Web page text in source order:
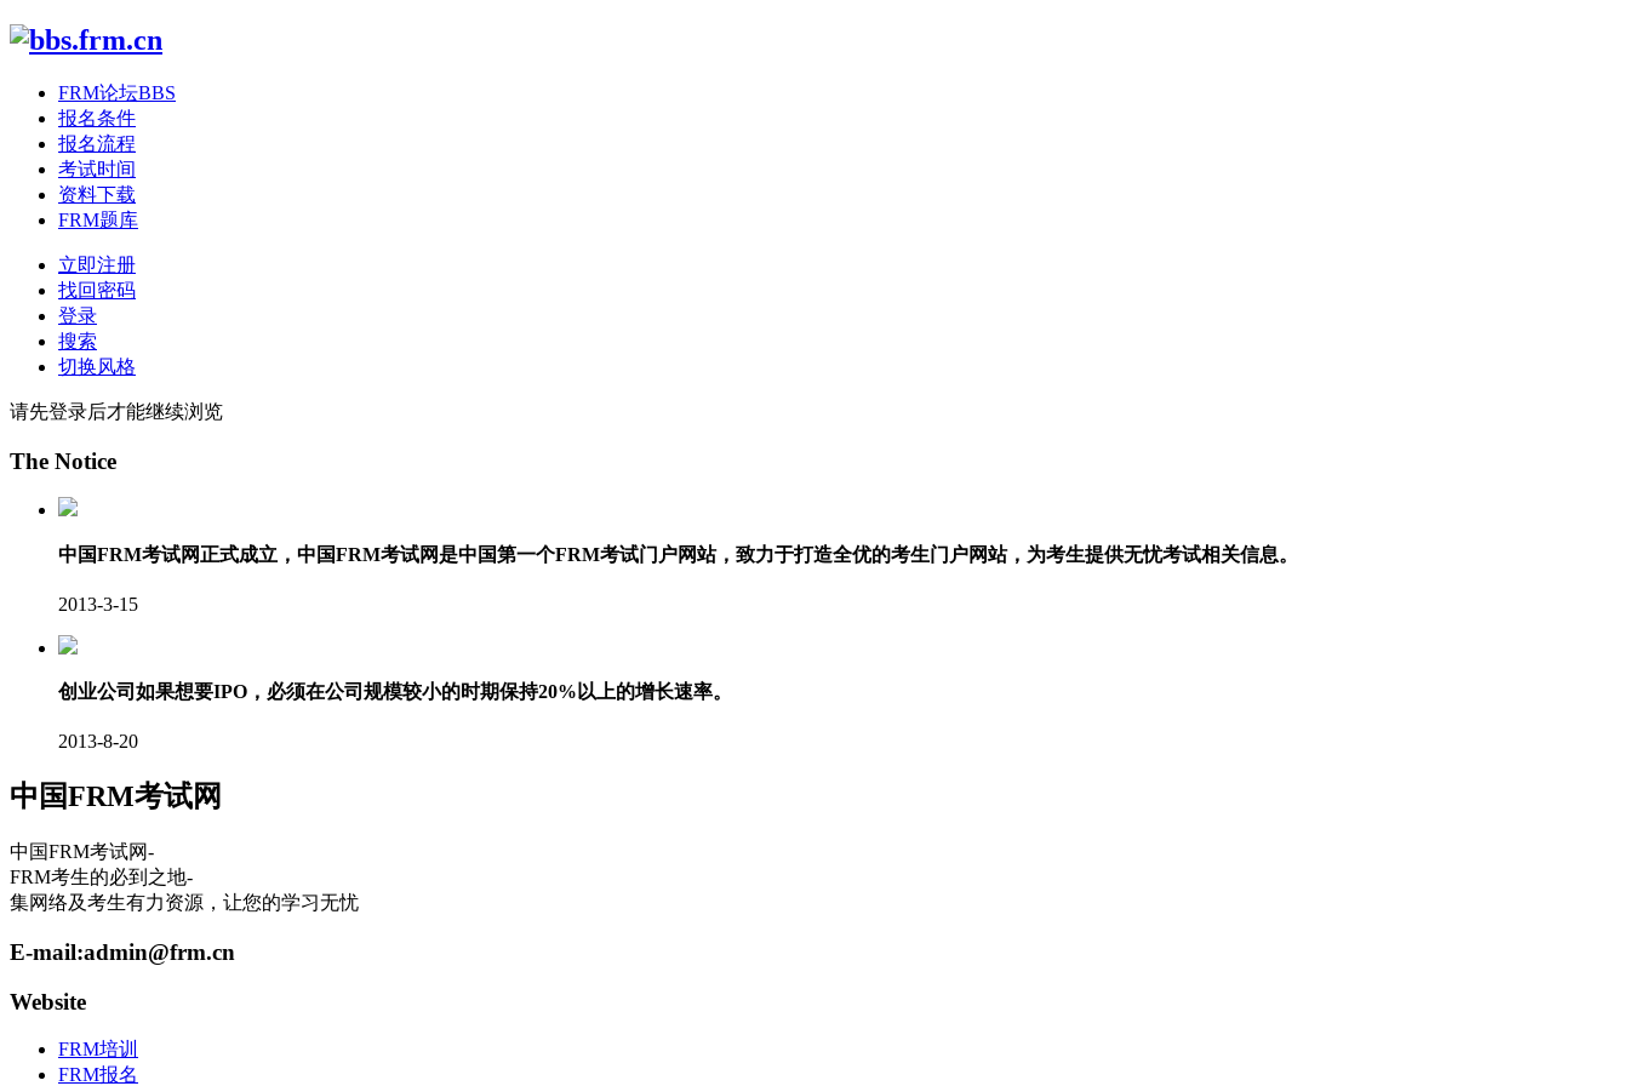
FRM论坛BBS
报名条件
报名流程
考试时间
资料下载
FRM题库
立即注册
找回密码
登录
搜索
切换风格
请先登录后才能继续浏览
The Notice
中国FRM考试网正式成立，中国FRM考试网是中国第一个FRM考试门户网站，致力于打造全优的考生门户网站，为考生提供无忧考试相关信息。
2013-3-15
创业公司如果想要IPO，必须在公司规模较小的时期保持20%以上的增长速率。
2013-8-20
中国FRM考试网
中国FRM考试网-
FRM考生的必到之地-
集网络及考生有力资源，让您的学习无忧
E-mail:admin@frm.cn
Website
FRM培训
FRM报名